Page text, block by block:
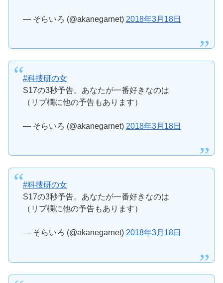
— そらいろ (@akanegarnet) 2018年3月18日
#科捜研の女
S17の3秒予告。あなたが一番好きなのは
（リプ欄に他の予告もあります）
— そらいろ (@akanegarnet) 2018年3月18日
#科捜研の女
S17の3秒予告。あなたが一番好きなのは
（リプ欄に他の予告もあります）
— そらいろ (@akanegarnet) 2018年3月18日